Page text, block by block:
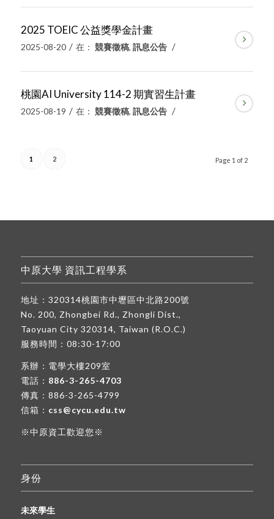
2025 TOEIC 公益獎學金計畫
2025-08-20 / 在： 競賽徵稿, 訊息公告 /
桃園AI University 114-2 期實習生計畫
2025-08-19 / 在： 競賽徵稿, 訊息公告 /
Page 1 of 2
1 2
中原大學 資訊工程學系
地址：320314桃園市中壢區中北路200號
No. 200, Zhongbei Rd., Zhongli Dist.,
Taoyuan City 320314, Taiwan (R.O.C.)
服務時間：08:30-17:00
系辦：電學大樓209室
電話： 886-3-265-4703
傳真：886-3-265-4799
信箱： css@cycu.edu.tw
※中原資工歡迎您※
身份
未來學生